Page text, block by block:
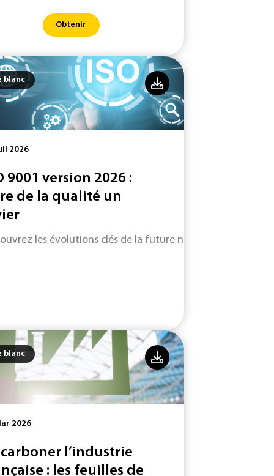
Obtenir
blanc
2026
9001 version 2026 :
de la qualité un
les évolutions clés de la future norme ISO 9001
blanc
2026
l’industrie
: les feuilles de